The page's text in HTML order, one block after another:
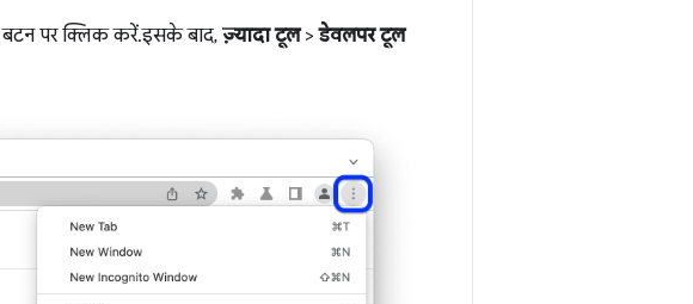
बटन पर क्लिक करें. इसके बाद, ज़्यादा टूल>डेवलपर टूल